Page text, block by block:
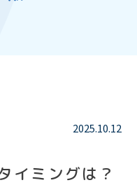
2025.10.12
イミングは？